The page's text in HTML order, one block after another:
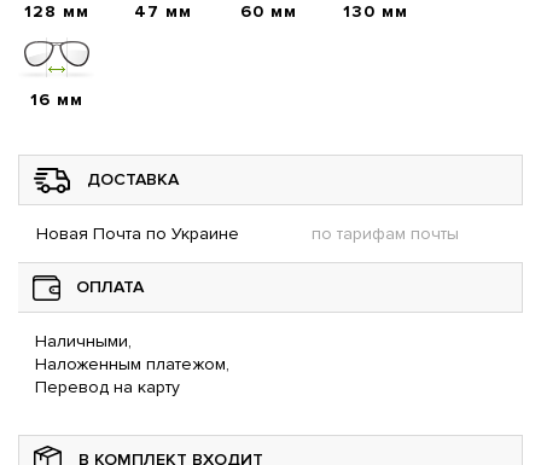
128 мм 47 мм 60 мм 130 мм
16 мм
ДОСТАВКА
Новая Почта по Украине по тарифам почты
ОПЛАТА
Наличными,
Наложенным платежом,
Перевод на карту
В КОМПЛЕКТ ВХОДИТ